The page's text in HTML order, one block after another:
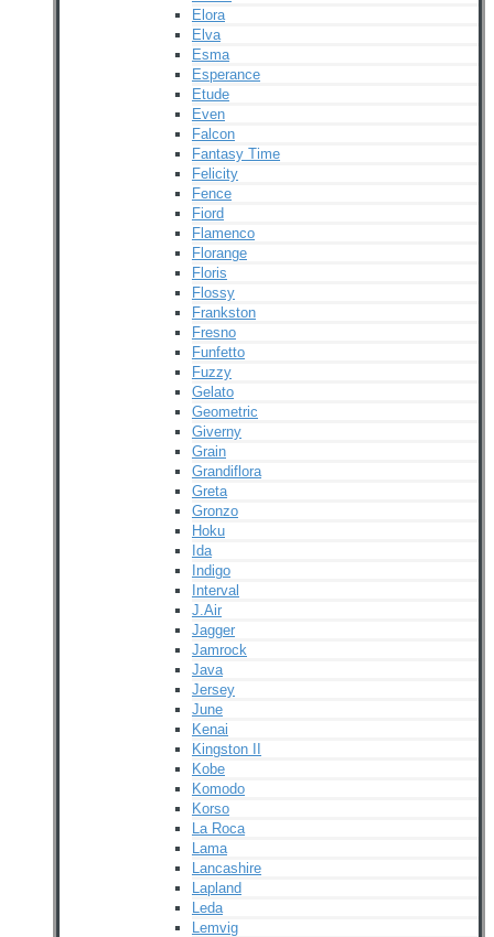
Elora
Elva
Esma
Esperance
Etude
Even
Falcon
Fantasy Time
Felicity
Fence
Fiord
Flamenco
Florange
Floris
Flossy
Frankston
Fresno
Funfetto
Fuzzy
Gelato
Geometric
Giverny
Grain
Grandiflora
Greta
Gronzo
Hoku
Ida
Indigo
Interval
J.Air
Jagger
Jamrock
Java
Jersey
June
Kenai
Kingston II
Kobe
Komodo
Korso
La Roca
Lama
Lancashire
Lapland
Leda
Lemvig